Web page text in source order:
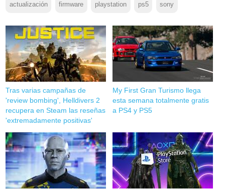
actualización firmware playstation ps5 sony
Tras varias campañas de
'review bombing', Helldivers 2
recupera en Steam las reseñas
'extremadamente positivas'
My First Gran Turismo llega
esta semana totalmente gratis
a PS4 y PS5